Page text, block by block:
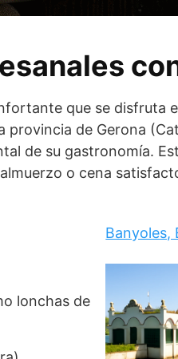
que se disfruta
provincia de Gerona
de su gastronomía.
o cena
lonchas de
Banyoles,